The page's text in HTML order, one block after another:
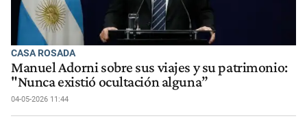
CASA ROSADA
Manuel Adorni sobre sus viajes y su patrimonio:
"Nunca existió ocultación alguna”
04-05-2026 11:44